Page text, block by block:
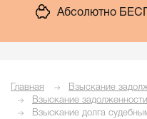
Абсолютно
Главная
Взыскание
Взыскание
Взыскание долга